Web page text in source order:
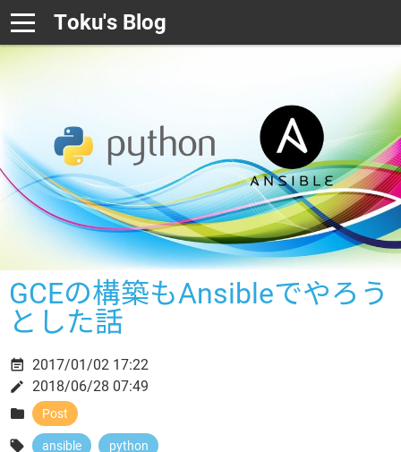
Toku's Blog
GCEの構築もAnsibleでやろう
とした話
 Post
 ansible python
 2017/01/02 17:22
 2018/06/28 07:49